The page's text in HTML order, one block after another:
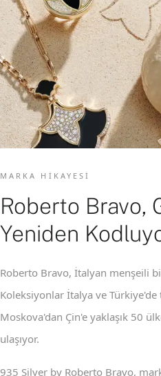
MARKA HIKAYESI
Roberto Bravo,
Yeniden
Roberto Bravo, İtalyan menşeili
Koleksiyonlar İtalya ve
Moskova'dan Çin'e yaklaşık 50
ulaşıyor.
935 Silver by Roberto Bravo,